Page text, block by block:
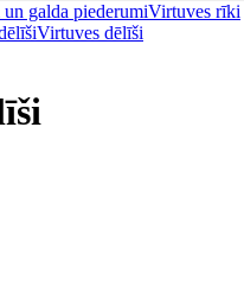
galda piederumiVirtuves rīki
Virtuves dēlīši